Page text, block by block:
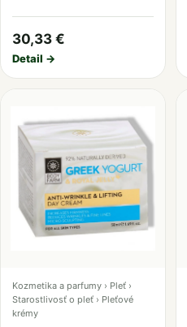
30,33 €
Detail →
Kozmetika a parfumy › Pleť ›
Starostlivosť o pleť › Pleťové
krémy